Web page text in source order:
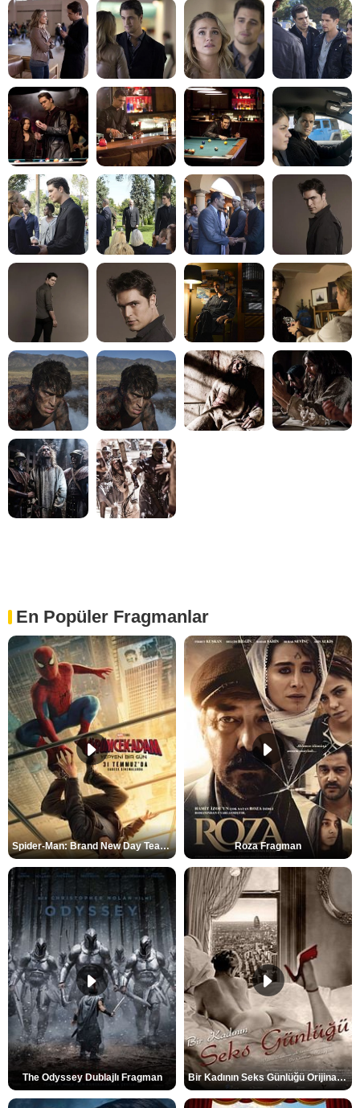
En Popüler Fragmanlar
Spider-Man: Brand New Day Teaser Roza Fragman
The Odyssey Dublajlı Fragman Bir Kadının Seks Günlüğü Orijinal Fragman